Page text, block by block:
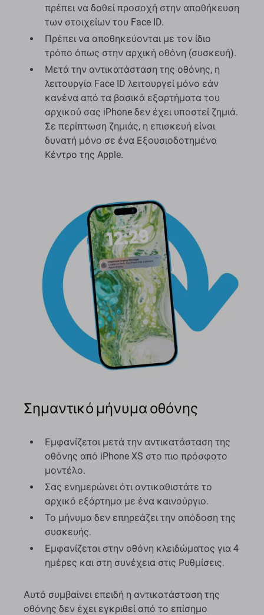
πρέπει να δοθεί προσοχή στην αποθήκευση
των στοιχείων του Face ID.
Πρέπει να αποθηκεύονται με τον ίδιο
τρόπο όπως στην αρχική οθόνη (συσκευή).
Μετά την αντικατάσταση της οθόνης, η
λειτουργία Face ID λειτουργεί μόνο εάν
κανένα από τα βασικά εξαρτήματα του
αρχικού σας iPhone δεν έχει υποστεί ζημιά.
Σε περίπτωση ζημιάς, η επισκευή είναι
δυνατή μόνο σε ένα Εξουσιοδοτημένο
Κέντρο της Apple.
Σημαντικό μήνυμα οθόνης
Εμφανίζεται μετά την αντικατάσταση της
οθόνης από iPhone XS στο πιο πρόσφατο
μοντέλο.
Σας ενημερώνει ότι αντικαθιστάτε το
αρχικό εξάρτημα με ένα καινούργιο.
Το μήνυμα δεν επηρεάζει την απόδοση της
συσκευής.
Εμφανίζεται στην οθόνη κλειδώματος για 4
ημέρες και στη συνέχεια στις Ρυθμίσεις.
Αυτό συμβαίνει επειδή η αντικατάσταση της
οθόνης δεν έχει εγκριθεί από το επίσημο